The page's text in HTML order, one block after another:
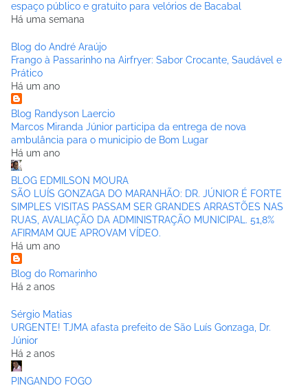
espaço público e gratuito para velórios de Bacabal
Há uma semana
Blog do André Araújo
Frango à Passarinho na Airfryer: Sabor Crocante, Saudável e
Prático
Há um ano
Blog Randyson Laercio
Marcos Miranda Júnior participa da entrega de nova
ambulância para o municipio de Bom Lugar
Há um ano
BLOG EDMILSON MOURA
SÃO LUÍS GONZAGA DO MARANHÃO: DR. JÚNIOR É FORTE
SIMPLES VISITAS PASSAM SER GRANDES ARRASTÕES NAS
RUAS, AVALIAÇÃO DA ADMINISTRAÇÃO MUNICIPAL. 51,8%
AFIRMAM QUE APROVAM VÍDEO.
Há um ano
Blog do Romarinho
Há 2 anos
Sérgio Matias
URGENTE! TJMA afasta prefeito de São Luís Gonzaga, Dr.
Júnior
Há 2 anos
PINGANDO FOGO